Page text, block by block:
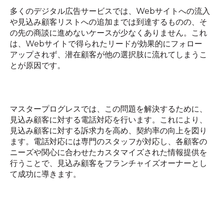
多くのデジタル広告サービスでは、 Webサイトへの流入
や見込み顧客リストへの追加までは到達するものの、そ
の先の商談に進めないケースが少なくありません。これ
は、 Webサイトで得られたリードが効果的にフォロー
アップされず、潜在顧客が他の選択肢に流れてしまうこ
とが原因です。
マスタープログレスでは、この問題を解決するために、
見込み顧客に対する電話対応を行います。これにより、
見込み顧客に対する訴求力を高め、契約率の向上を図り
ます。電話対応には専門のスタッフが対応し、各顧客の
ニーズや関心に合わせたカスタマイズされた情報提供を
行うことで、見込み顧客をフランチャイズオーナーとし
て成功に導きます。